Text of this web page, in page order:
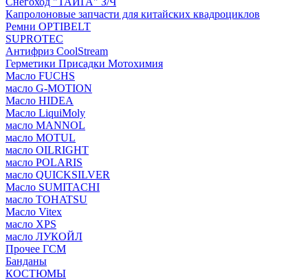
Капролоновые запчасти для китайских квадроциклов
Ремни OPTIBELT
SUPROTEC
Антифриз CoolStream
Герметики Присадки Мотохимия
Масло FUCHS
масло G-MOTION
Масло HIDEA
Масло LiquiMoly
масло MANNOL
масло MOTUL
масло OILRIGHT
масло POLARIS
масло QUICKSILVER
Масло SUMITACHI
масло TOHATSU
Масло Vitex
масло XPS
масло ЛУКОЙЛ
Прочее ГСМ
Банданы
КОСТЮМЫ